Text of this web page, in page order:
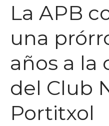
La APB
una
años a la
del Club
Portitxol